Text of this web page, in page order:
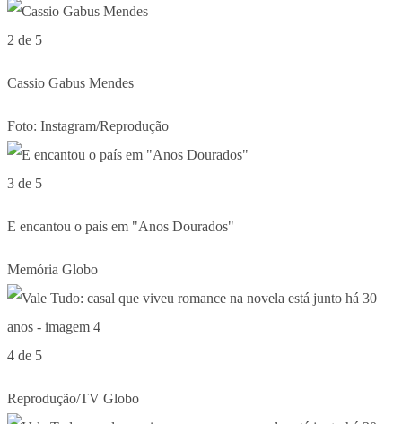
2 de 5
Cassio Gabus Mendes
Foto: Instagram/Reprodução
3 de 5
E encantou o país em "Anos Dourados"
Memória Globo
4 de 5
Reprodução/TV Globo